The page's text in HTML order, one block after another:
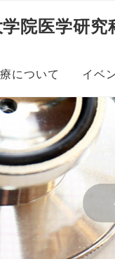
院医学研究
ただける皆様
症研究会
究会
について
診療グループ
大阪公立大学医学部
イベ